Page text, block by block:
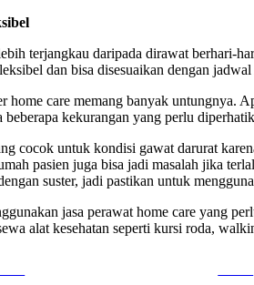
terjangkau daripada dirawat berhari-
dan bisa disesuaikan dengan
home care memang banyak
kekurangan yang perlu
cocok untuk kondisi gawat darurat
pasien juga bisa jadi masalah jika
suster, jadi pastikan untuk
jasa perawat home care yang
alat kesehatan seperti kursi roda,